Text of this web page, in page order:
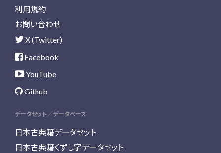
利用規約
お問い合わせ
X (Twitter)
Facebook
YouTube
Github
データセット／データベース
日本古典籍データセット
日本古典籍くずし字データセット